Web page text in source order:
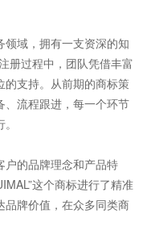
域，拥有一支资深的知
册过程中，团队凭借丰富
的支持。从前期的商标策
、流程跟进，每一个环节
户的品牌理念和产品特
这个商标进行了精准
品牌价值，在众多同类商